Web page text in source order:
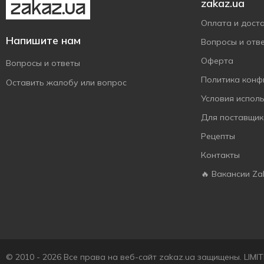
Напишите нам
Вопросы и ответы
Оставить жалобу или вопрос
zakaz.ua
Оплата и
Вопросы и
Оферта
Политика
Условия
Для
Рецепты
Контакты
🔥 Вакансии
© 2010 - 2026 Все права на веб-сайт zakaz.ua защищены.